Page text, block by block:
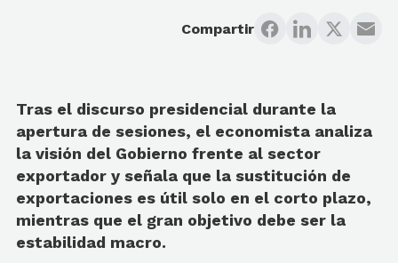
Compartir
Tras el discurso presidencial durante la
apertura de sesiones, el economista analiza
la visión del Gobierno frente al sector
exportador y señala que la sustitución de
exportaciones es útil solo en el corto plazo,
mientras que el gran objetivo debe ser la
estabilidad macro.